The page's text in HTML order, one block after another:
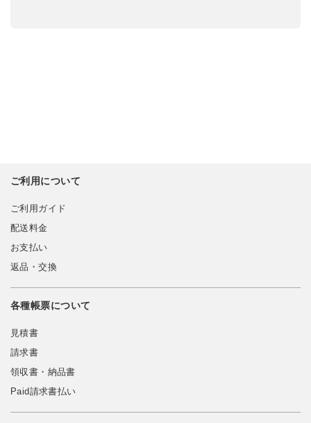
ご利用について
ご利用ガイド
配送料金
お支払い
返品・交換
各種帳票について
見積書
請求書
領収書・納品書
Paid請求書払い